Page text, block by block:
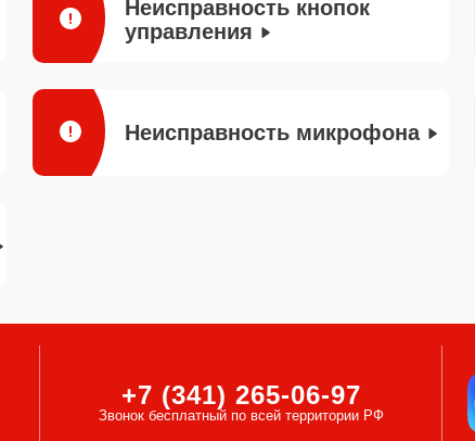
Неисправность кнопок
управления
Неисправность микрофона
+7 (341) 265-06-97
Звонок бесплатный по всей территории РФ